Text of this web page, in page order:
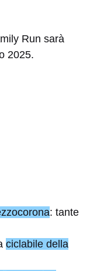
Run sarà
2025.
: tante
ciclabile della